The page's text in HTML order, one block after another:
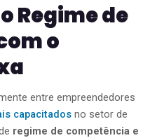
Regime de
o
entre empreendedores
capacitados no setor de
regime de competência e